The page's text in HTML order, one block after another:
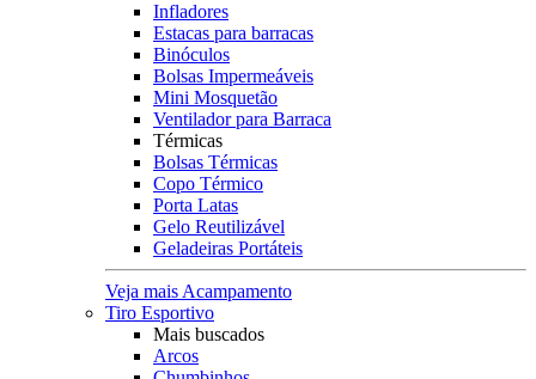
Infladores
Estacas para barracas
Binóculos
Bolsas Impermeáveis
Mini Mosquetão
Ventilador para Barraca
Térmicas
Bolsas Térmicas
Copo Térmico
Porta Latas
Gelo Reutilizável
Geladeiras Portáteis
Veja mais Acampamento
Tiro Esportivo
Mais buscados
Arcos